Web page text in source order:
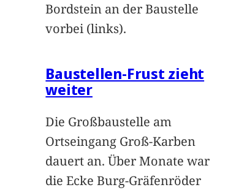
Bordstein an der Baustelle
vorbei (links).
Baustellen-Frust zieht
weiter
Die Großbaustelle am
Ortseingang Groß-Karben
dauert an. Über Monate war
die Ecke Burg-Gräfenröder